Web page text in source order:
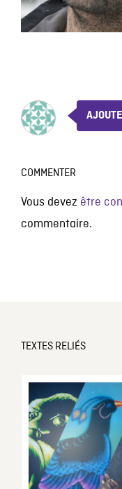
COMMENTER
Vous devez être
commentaire.
TEXTES RELIÉS